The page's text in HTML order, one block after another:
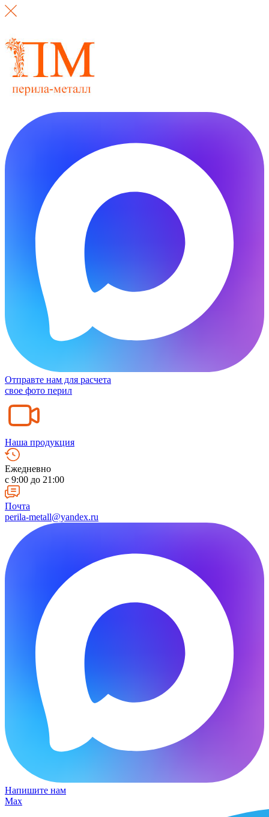
Отправте нам для расчета
свое фото перил
Наша продукция
Ежедневно
c 9:00 до 21:00
Почта
perila-metall@yandex.ru
Напишите нам
Max